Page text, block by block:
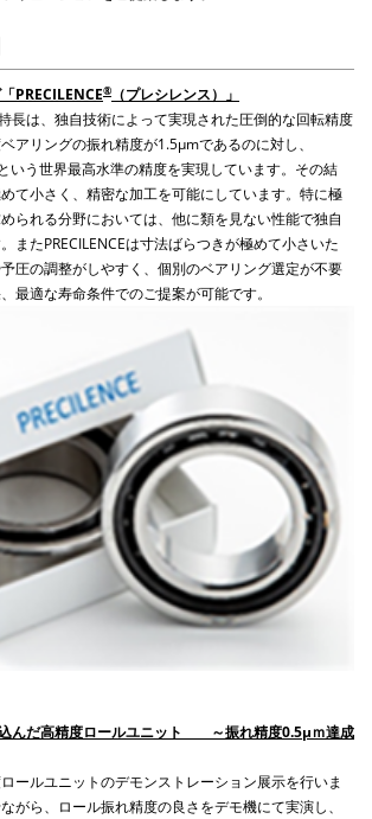
PRECILENCE® （プレシレンス）」
長は、独自技術によって実現された圧倒的な回転精度
アリングの振れ精度が1.5µmであるのに対し、
という世界最高水準の精度を実現しています。 その結
て小さく、精密な加工を可能にしています。特に極
られる分野においては、他に類を見ない性能で独自
またPRECILENCEは寸法ばらつきが極めて小さいた
圧の調整がしやすく、個別のベアリング選定が不要
最適な寿命条件でのご提案が可能です。
んだ高精度ロールユニット ～振れ精度0.5μｍ達成
ールユニットのデモンストレーション展示を行いま
がら、ロール振れ精度の良さをデモ機にて実演し、